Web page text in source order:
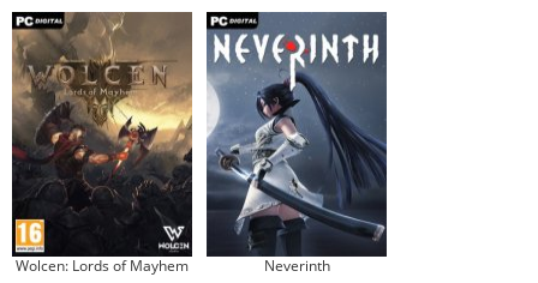
Wolcen: Lords of Mayhem Neverinth